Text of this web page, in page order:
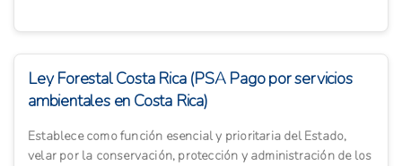
Ley Forestal Costa Rica (PSA Pago por servicios
ambientales en Costa Rica)
Establece como función esencial y prioritaria del Estado,
velar por la conservación, protección y administración de los